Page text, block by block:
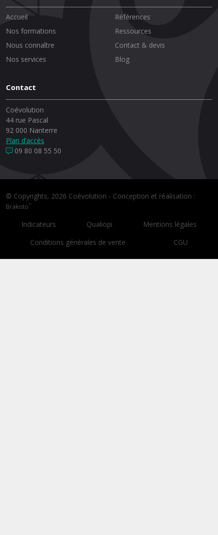
Accueil
Nos formations
Nous connaître
Nos services
Références
Ressources
Contact & devis
Blog
Contact
Coévolution
44 rue Pascal
92 000 Nanterre
Plan d’accès
09 80 08 55 50
© Copyrights, 2026 Coévolution - Conception et réalisation :
Brakisto*
Indicateurs Qualiopi
Mentions légales
Conditions générales de vente
CGU